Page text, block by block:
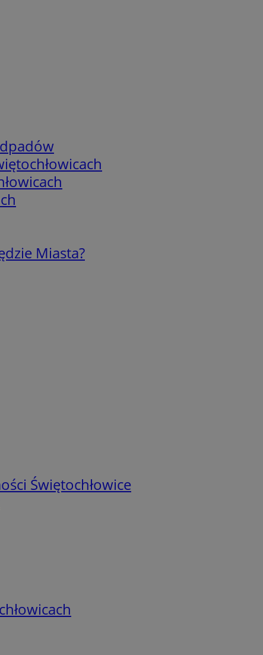
Miasta?
Świętochłowice